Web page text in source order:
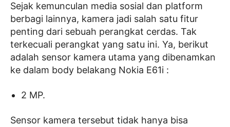
Sejak kemunculan media sosial dan platform
berbagi lainnya, kamera jadi salah satu fitur
penting dari sebuah perangkat cerdas. Tak
terkecuali perangkat yang satu ini. Ya, berikut
adalah sensor kamera utama yang dibenamkan
ke dalam body belakang Nokia E61i :
2 MP.
Sensor kamera tersebut tidak hanya bisa